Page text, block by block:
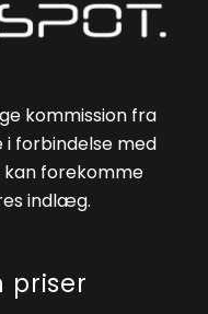
kommission fra
forbindelse med
forekomme
indlæg.
priser